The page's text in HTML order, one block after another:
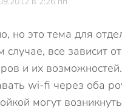
но это тема для
случае, все зависит
и их
wi-fi через оба
могут